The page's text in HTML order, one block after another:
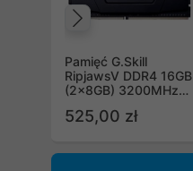
Pamięć G.Skill
RipjawsV DDR4 16GB
(2x8GB) 3200MHz
Black [F4-
525,00 zł